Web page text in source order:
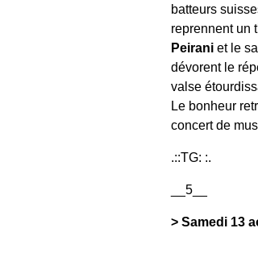
batteurs
reprennent un
Peirani et le
dévorent le
valse
Le bonheur
concert de
.::TG: :.
__5__
> Samedi 13